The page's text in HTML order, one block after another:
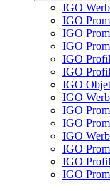
IGO
IGO
IGO
IGO
IGO
IGO
IGO
IGO
IGO
IGO
IGO
IGO
IGO
IGO